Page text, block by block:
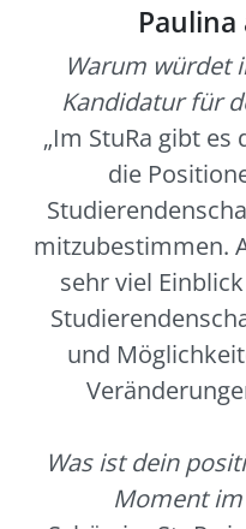
Paulina
Warum würdet
Kandidatur für
„Im StuRa gibt
die
mitzubestimmen.
sehr viel
und
Was ist dein
Moment im